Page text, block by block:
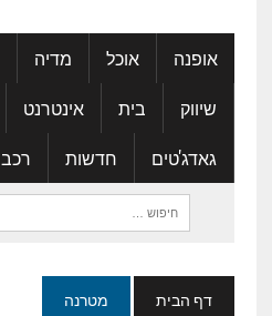
אופנה אוכל מדיה
שיווק
בית אינטרנט
גאדג'טים
חדשות
רכב
חיפוש:
דף הבית מטרנה